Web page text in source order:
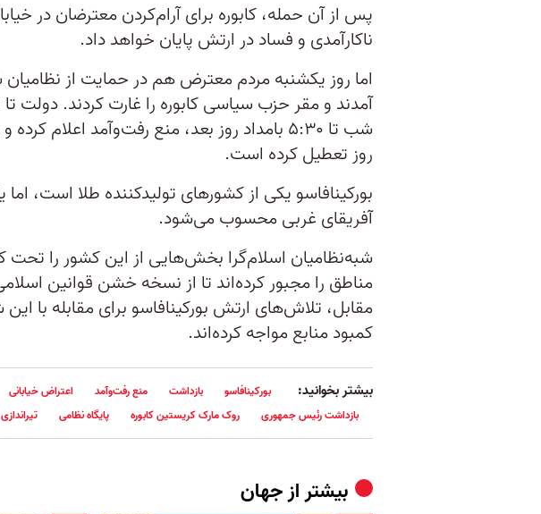
پس از آن حمله، کابوره برای آرام‌کردن معترضان در
ناکارآمدی و فساد در ارتش پایان خواهد داد.
اما روز یکشنبه مردم معترض هم در حمایت از نظامیان
شب تا ۵:۳۰ بامداد روز بعد، منع رفت‌و‌آمد
روز تعطیل کرده است.
بورکینافاسو یکی از کشورهای تولیدکننده طلا است،
آفریقای غربی محسوب می‌شود.
شبه‌نظامیان اسلام‌گرا بخش‌هایی از این کشور را تحت
مناطق را مجبور کرده‌اند تا از نسخه خشن قوانین
مقابل، تلاش‌های ارتش بورکینافاسو برای مقابله با این
کمبود منابع مواجه کرده‌اند.
بیشتر بخوانید: بورکینافاسو بازداشت منع رفت‌وآمد اعتراض خیابانی
بازداشت رئیس جمهوری
روک مارک کریستین کابوره پایگاه نظامی تیراندازی
بیشتر ازجهان